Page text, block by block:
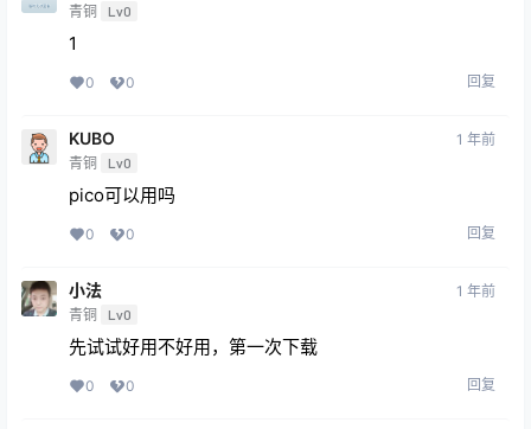
青铜 Lv0
1
0 0 回复
KUBO
青铜 Lv0
1 年前
pico可以用吗
0 0 回复
小法
青铜 Lv0
1 年前
先试试好用不好用，第一次下载
0 0 回复